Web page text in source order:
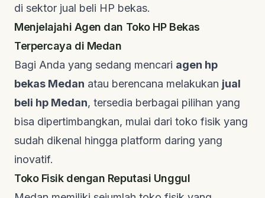
di sektor jual beli HP bekas.
Menjelajahi Agen dan Toko HP Bekas
Terpercaya di Medan
Bagi Anda yang sedang mencari agen hp
bekas Medan atau berencana melakukan jual
beli hp Medan, tersedia berbagai pilihan yang
bisa dipertimbangkan, mulai dari toko fisik yang
sudah dikenal hingga platform daring yang
inovatif.
Toko Fisik dengan Reputasi Unggul